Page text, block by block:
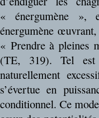
« énergumène »,
énergumène
« Prendre à
(TE, 319). Tel est
naturellement
s’évertue en
conditionnel. Ce